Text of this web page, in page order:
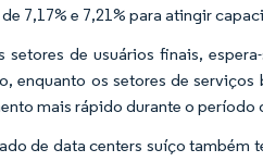
7,17% e 7,21% para atingir
setores de usuários finais,
enquanto os setores de serviços
mais rápido durante o período
de data centers suíço também